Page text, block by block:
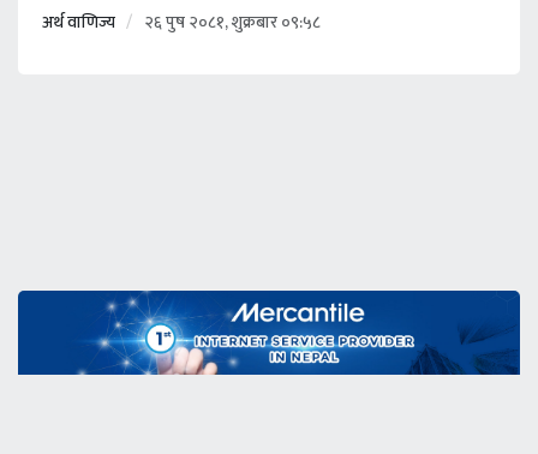
अर्थ वाणिज्य २६ पुष २०८१, शुक्रबार ०९:५८